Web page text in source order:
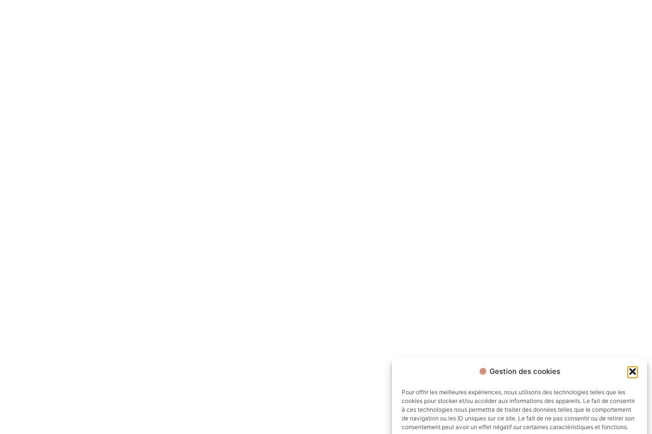
Gestion des cookies
Pour offrir les meilleures expériences, nous utilisons des technologies telles que les
cookies pour stocker et/ou accéder aux informations des appareils. Le fait de consentir
à ces technologies nous permettra de traiter des données telles que le comportement
de navigation ou les ID uniques sur ce site. Le fait de ne pas consentir ou de retirer son
consentement peut avoir un effet négatif sur certaines caractéristiques et fonctions.